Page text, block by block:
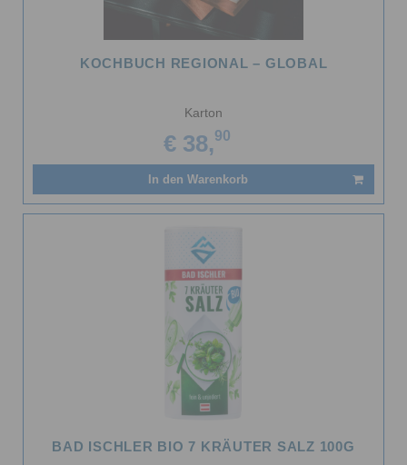
KOCHBUCH REGIONAL – GLOBAL
Karton
€ 38,90
In den Warenkorb
BAD ISCHLER BIO 7 KRÄUTER SALZ 100G